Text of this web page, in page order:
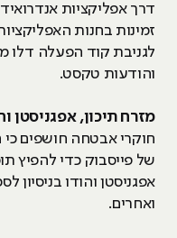
דרך אפליקציות
זמינות בחנות
לגניבת קוד הפעלה דלו
והודעות טקסט.
מזרח תיכון, אפגניסטן
חוקרי אבטחה חושפים
של פייסבוק כדי להפיץ
אפגניסטן והודו בניסיון
ואחרים.